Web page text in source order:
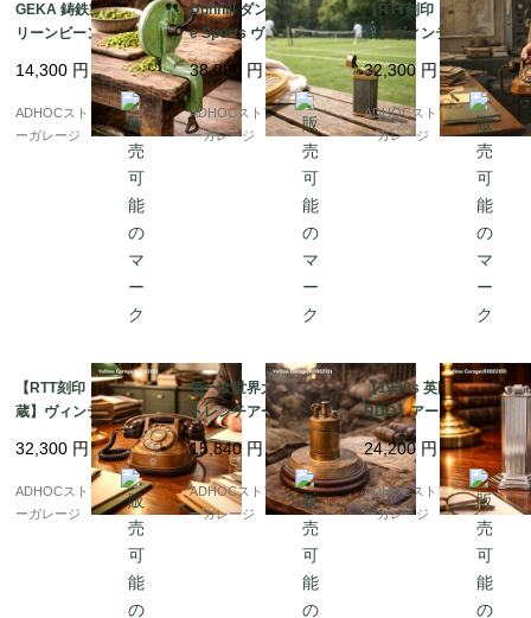
GEKA 鋳鉄製 手廻しグ
リーンビーンカッター
? 重厚な工業美を宿す
アンティーク・キッチ
ンツール ?
14,300 円
ADHOCストア・イエロ
ーガレージ
Dunhill ダンヒル Uniqu
e Sports ヴィンテージ
ライター 英国製
38,000 円
ADHOCストア・イエロ
ーガレージ
【RTT刻印・ベル内
蔵】ヴィンテージ携帯
型ダイヤル式電話機（1
950年代・ベルギー
製）
32,300 円
ADHOCストア・イエロ
ーガレージ
【RTT刻印・ベル内
蔵】ヴィンテージ携帯
型ダイヤル式電話機（1
950年代・ベルギー
32,300 円
ADHOCストア・イエロ
ーガレージ
第一次世界大戦期 英国
トレンチアートとされ
る真鍮製テーブルライ
ター ? 重厚な存在感を
放つ希少作
15,840 円
ADHOCストア・イエロ
ーガレージ
【1930s 英国製 McMU
RDO】アール・デコ 建
築的フォルムのアンテ
ィーク・テーブルライ
ター
24,200 円
ADHOCストア・イエロ
ーガレージ